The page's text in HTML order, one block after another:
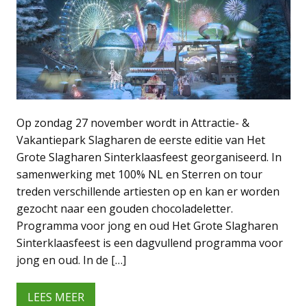
Op zondag 27 november wordt in Attractie- &
Vakantiepark Slagharen de eerste editie van Het
Grote Slagharen Sinterklaasfeest georganiseerd. In
samenwerking met 100% NL en Sterren on tour
treden verschillende artiesten op en kan er worden
gezocht naar een gouden chocoladeletter.
Programma voor jong en oud Het Grote Slagharen
Sinterklaasfeest is een dagvullend programma voor
jong en oud. In de […]
LEES MEER